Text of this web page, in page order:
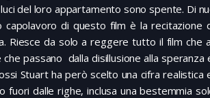
del loro appartamento sono spente. Di
capolavoro di questo film è la
Riesce da solo a reggere tutto il film che
che passano dalla disillusione alla
Stuart ha però scelto una cifra
fuori dalle righe, inclusa una bestemmia